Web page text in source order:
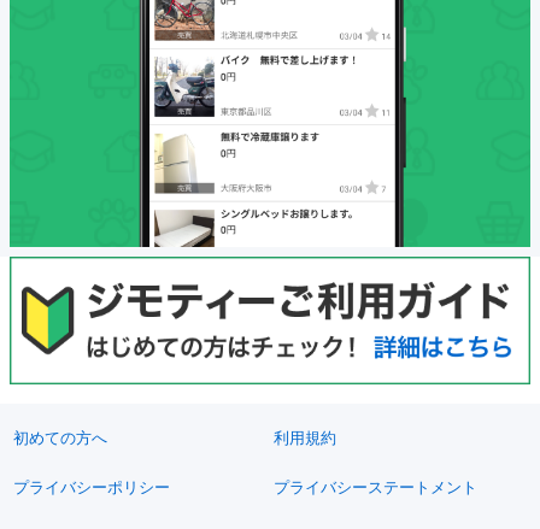
初めての方へ 利用規約
プライバシーポリシー プライバシーステートメント